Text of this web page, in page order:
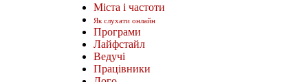
Міста і частоти
Як слухати онлайн
Програми
Лайфстайл
Ведучі
Працівники